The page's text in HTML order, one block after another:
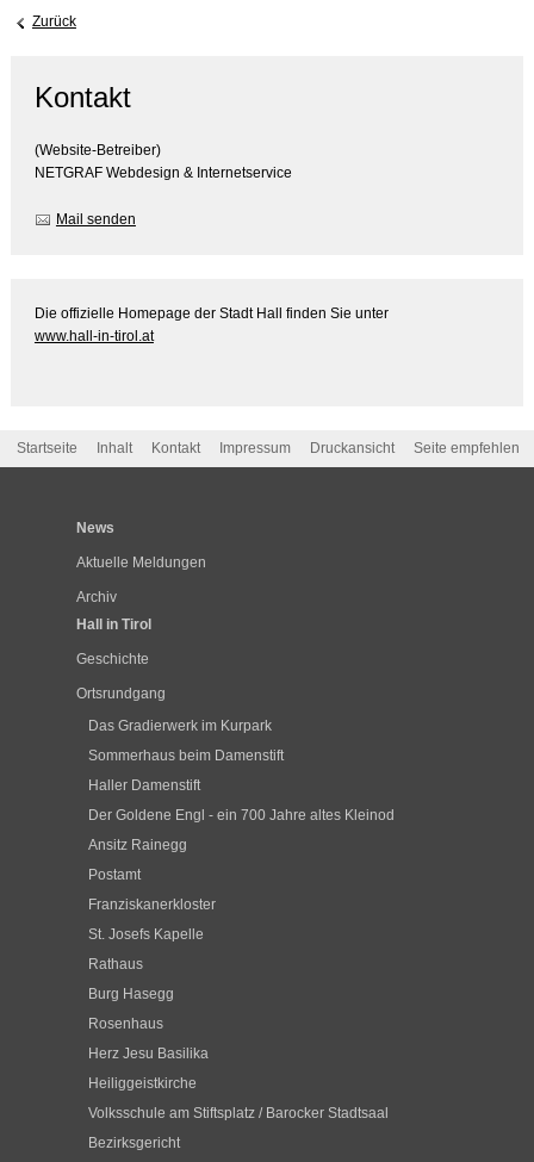
Zurück
Kontakt
(Website-Betreiber)
NETGRAF Webdesign & Internetservice
Mail senden
Die offizielle Homepage der Stadt Hall finden Sie unter
www.hall-in-tirol.at
Startseite Inhalt Kontakt Impressum Druckansicht Seite empfehlen
News
Aktuelle Meldungen
Archiv
Hall in Tirol
Geschichte
Ortsrundgang
Das Gradierwerk im Kurpark
Sommerhaus beim Damenstift
Haller Damenstift
Der Goldene Engl - ein 700 Jahre altes Kleinod
Ansitz Rainegg
Postamt
Franziskanerkloster
St. Josefs Kapelle
Rathaus
Burg Hasegg
Rosenhaus
Herz Jesu Basilika
Heiliggeistkirche
Volksschule am Stiftsplatz / Barocker Stadtsaal
Bezirksgericht